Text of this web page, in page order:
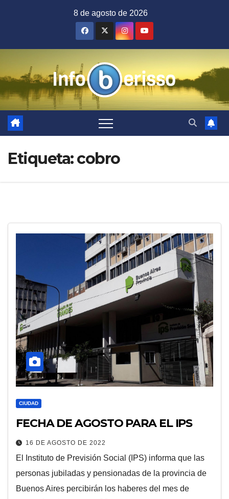
8 de agosto de 2026
Etiqueta:cobro
CIUDAD
FECHA DE AGOSTO PARA EL IPS
16 DE AGOSTO DE 2022
El Instituto de Previsión Social (IPS) informa que las
personas jubiladas y pensionadas de la provincia de
Buenos Aires percibirán los haberes del mes de